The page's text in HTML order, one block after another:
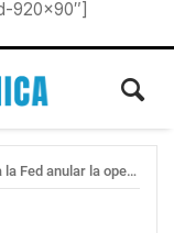
920×90″]
la operación del Santander